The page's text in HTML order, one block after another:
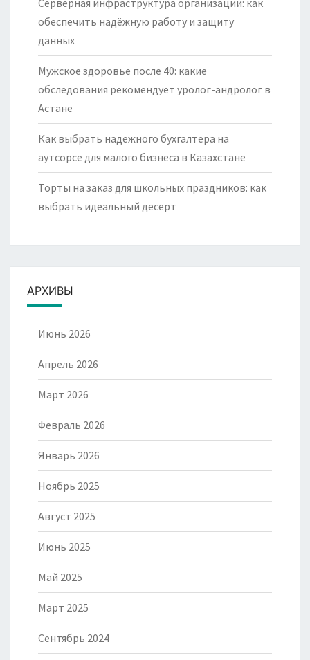
обеспечить надёжную работу и защиту
данных
Мужское здоровье после 40: какие
обследования рекомендует уролог-андролог в
Астане
Как выбрать надежного бухгалтера на
аутсорсе для малого бизнеса в Казахстане
Торты на заказ для школьных праздников: как
выбрать идеальный десерт
АРХИВЫ
Июнь 2026
Апрель 2026
Март 2026
Февраль 2026
Январь 2026
Ноябрь 2025
Август 2025
Июнь 2025
Май 2025
Март 2025
Сентябрь 2024